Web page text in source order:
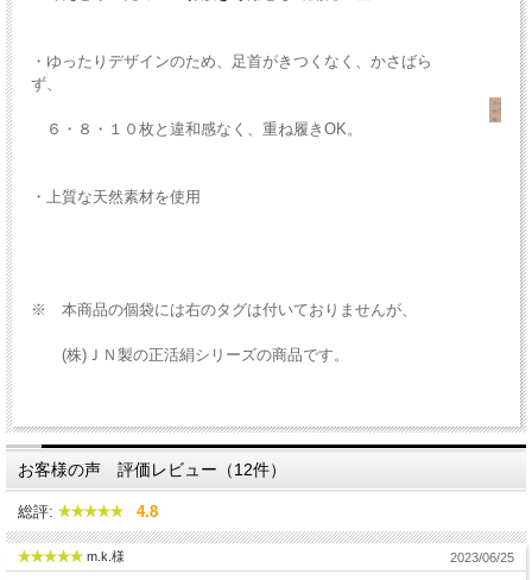
・ゆったりデザインのため、足首がきつくなく、かさばら
ず、
６・８・１０枚と違和感なく、重ね履きOK。
・上質な天然素材を使用
※ 本商品の個袋には右のタグは付いておりませんが、
(株)ＪＮ製の正活絹シリーズの商品です。
お客様の声 評価レビュー（12件）
総評: 4.8
m.k.様 2023/06/25